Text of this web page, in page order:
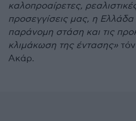
καλοπροαίρετες, ρεαλιστικές
προσεγγίσεις μας, η Ελλάδα
παράνομη στάση και τις
κλιμάκωση της έντασης»
Ακάρ.